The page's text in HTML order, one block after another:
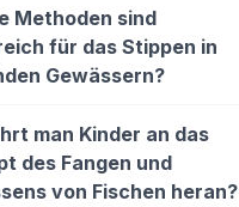
Methoden sind
für das Stippen in
Gewässern?
man Kinder an das
des Fangen und
von Fischen heran?